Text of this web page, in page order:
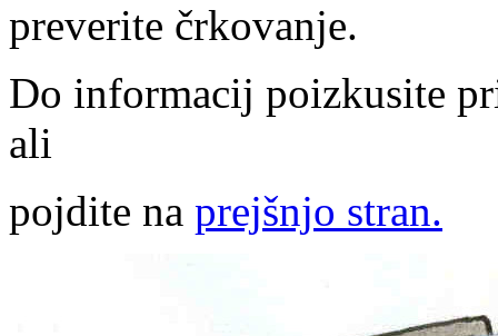
preverite črkovanje.
Do informacij poizkusite
ali
pojdite na prejšnjo stran.